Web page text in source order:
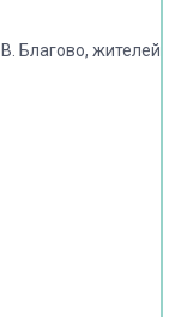
Благово, жителей